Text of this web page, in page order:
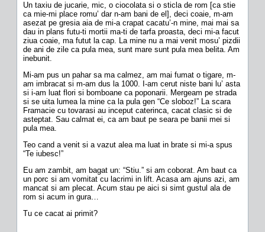
Un taxiu de jucarie, mic, o ciocolata si o sticla de rom [ca stie
ca mie-mi place romu’ dar n-am bani de el], deci coaie, m-am
asezat pe gresia aia de mi-a crapat cacatu’-n mine, mai mai sa
dau in plans futu-ti mortii ma-ti de tarfa proasta, deci mi-a facut
ziua coaie, ma futut la cap. La mine nu a mai venit mosu’ pizdii
de ani de zile ca pula mea, sunt mare sunt pula mea belita. Am
inebunit.
Mi-am pus un pahar sa ma calmez, am mai fumat o tigare, m-
am imbracat si m-am dus la 1000. I-am cerut niste bani lu’ asta
si i-am luat flori si bomboane ca poponarii. Mergeam pe strada
si se uita lumea la mine ca la pula gen “Ce sloboz!” La scara
Framacie cu tovarasi au inceput caterinca, cacat clasic si de
asteptat. Sau calmat ei, ca am baut pe seara pe banii mei si
pula mea.
Teo cand a venit si a vazut alea ma luat in brate si mi-a spus
“Te iubesc!”
Eu am zambit, am bagat un: “Stiu.” si am coborat. Am baut ca
un porc si am vomitat cu lacrimi in lift. Acasa am ajuns azi, am
mancat si am plecat. Acum stau pe aici si simt gustul ala de
rom si acum in gura…
Tu ce cacat ai primit?